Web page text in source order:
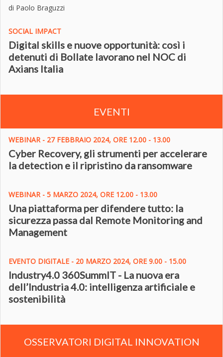
di Paolo Braguzzi
SOCIAL IMPACT
Digital skills e nuove opportunità: così i
detenuti di Bollate lavorano nel NOC di
Axians Italia
EVENTI
WEBINAR - 27 FEBBRAIO 2024, ORE 12.00 - 13.00
Cyber Recovery, gli strumenti per accelerare
la detection e il ripristino da ransomware
WEBINAR - 5 MARZO 2024, ORE 12.00 - 13.00
Una piattaforma per difendere tutto: la
sicurezza passa dal Remote Monitoring and
Management
EVENTO DIGITALE - 20 MARZO 2024, ORE 9.00 - 15.00
Industry4.0 360SummIT - La nuova era
dell’Industria 4.0: intelligenza artificiale e
sostenibilità
OSSERVATORI DIGITAL INNOVATION